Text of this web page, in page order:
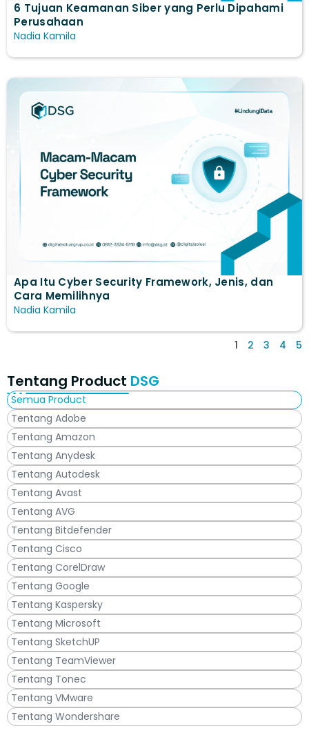
6 Tujuan Keamanan Siber yang Perlu Dipahami
Perusahaan
Nadia Kamila
Apa Itu Cyber Security Framework, Jenis, dan
Cara Memilihnya
Nadia Kamila
1 2 3 4 5
Tentang Product DSG
Tentang Adobe
Tentang Amazon
Tentang Anydesk
Tentang Autodesk
Tentang Avast
Tentang AVG
Tentang Bitdefender
Tentang Cisco
Tentang CorelDraw
Tentang Google
Tentang Kaspersky
Tentang Microsoft
Tentang SketchUP
Tentang TeamViewer
Tentang Tonec
Tentang VMware
Tentang Wondershare
Semua Product